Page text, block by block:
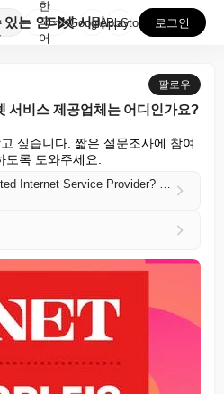
가장 신뢰할 수 있는 인터넷 서비스 제공업체는 어디인가...
한
국
어
GooglePlay
AppStore 로그인
팔로우
서비스 제공업체는 어디인가요?
싶습니다. 짧은 설문조사에 참여
록 도와주세요.
Which Is the Most Trusted Internet Service Provider? Vote for Your Top Pick